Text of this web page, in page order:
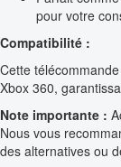
pour votre
Compatibilité :
Cette
Xbox 360,
Note importante :
Nous vous
des alternatives ou